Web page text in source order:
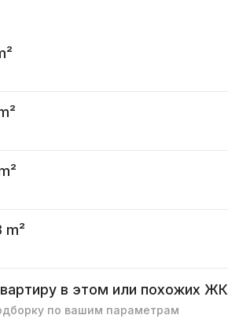
m²
в этом или похожих ЖК
по вашим параметрам